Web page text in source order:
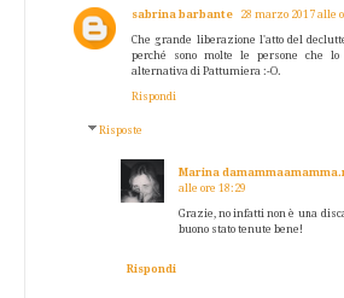
sabrina barbante 28 marzo 2017 alle
Che grande liberazione l'atto del
perché sono molte le persone che
alternativa di Pattumiera :-O.
Rispondi
Risposte
Marina
alle ore 18:29
Grazie, no infatti non è una
buono stato tenute bene!
Rispondi